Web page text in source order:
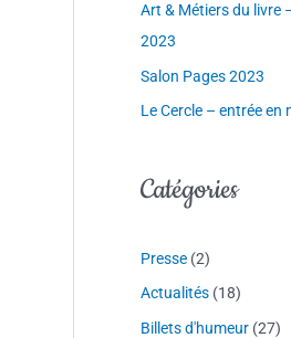
Art & Métiers du livre
2023
Salon Pages 2023
Le Cercle – entrée en
Catégories
Presse (2)
Actualités (18)
Billets d'humeur (27)